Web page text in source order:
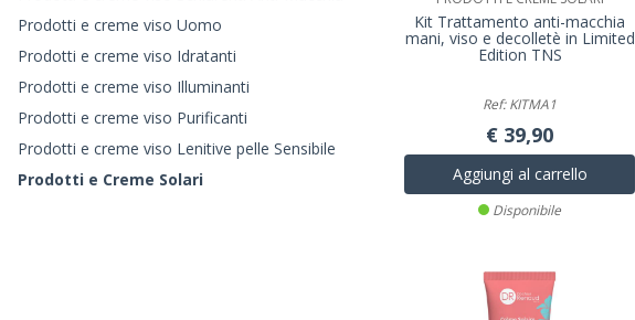
Prodotti e creme viso Uomo
Prodotti e creme viso Idratanti
Prodotti e creme viso Illuminanti
Prodotti e creme viso Purificanti
Prodotti e creme viso Lenitive pelle Sensibile
Prodotti e Creme Solari
Kit Trattamento anti-macchia
mani, viso e decolletè in Limited
Edition TNS
Ref: KITMA1
€ 39,90
Aggiungi al carrello
Disponibile